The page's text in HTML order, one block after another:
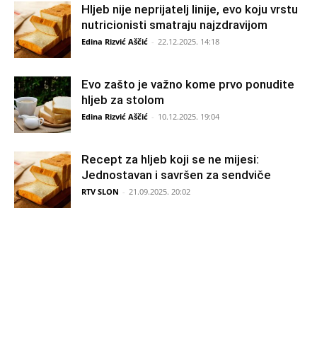
Hljeb nije neprijatelj linije, evo koju vrstu
nutricionisti smatraju najzdravijom
Edina Rizvić Aščić - 22.12.2025. 14:18
Evo zašto je važno kome prvo ponudite
hljeb za stolom
Edina Rizvić Aščić - 10.12.2025. 19:04
Recept za hljeb koji se ne mijesi:
Jednostavan i savršen za sendviče
RTV SLON - 21.09.2025. 20:02